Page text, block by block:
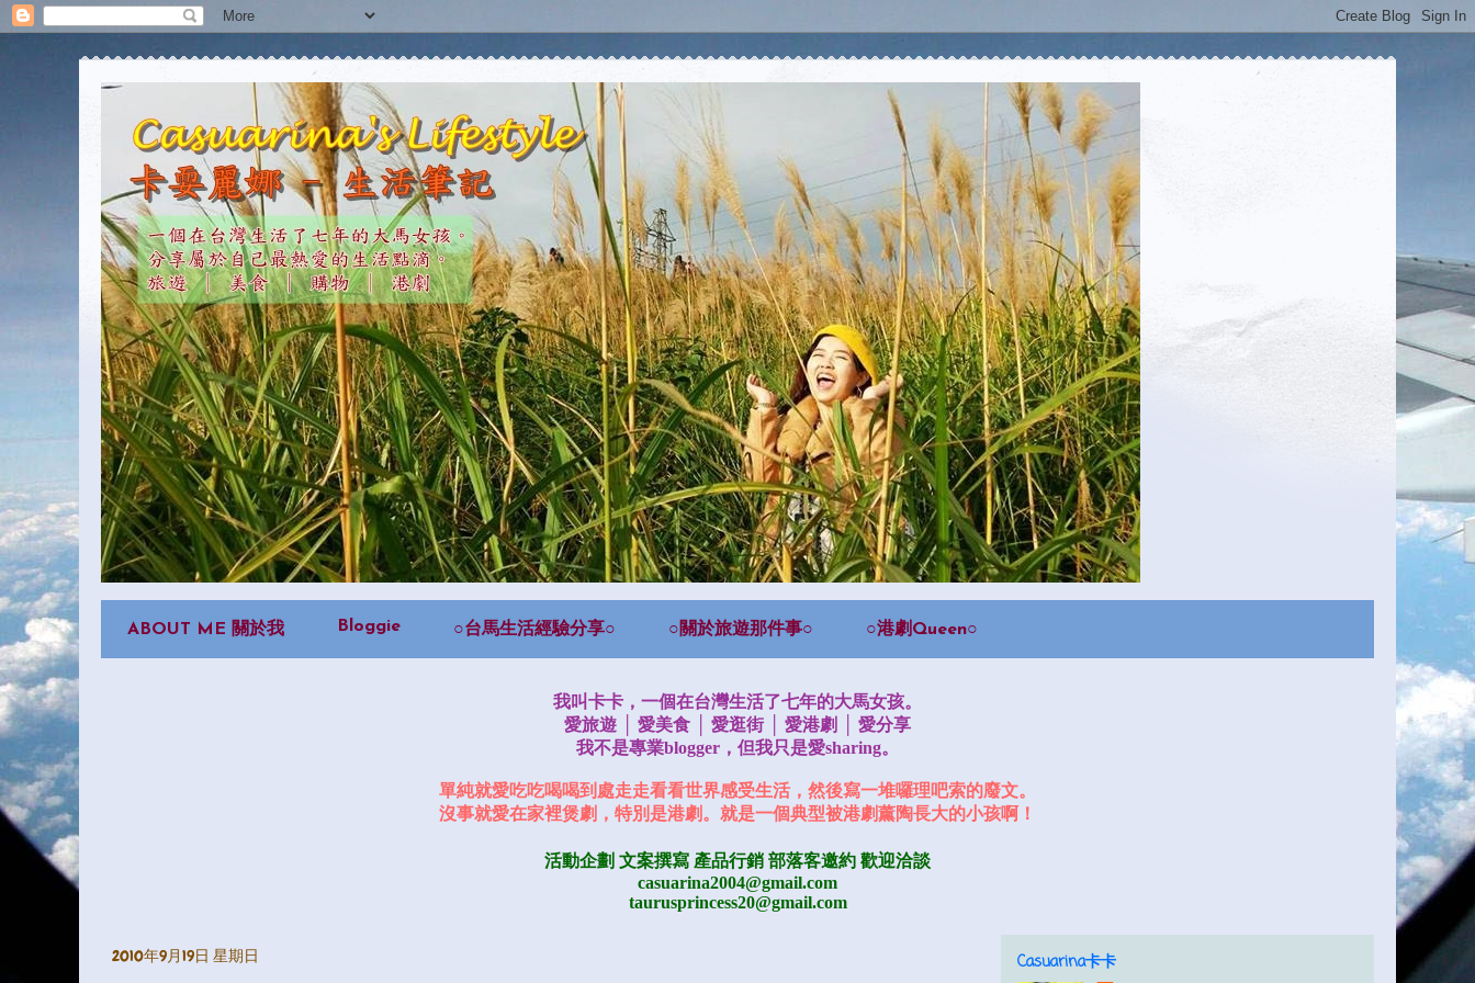
ABOUT ME 關於我 Bloggie ○台馬生活經驗分享○ ○關於旅遊那件事○ ○港劇Queen○
我叫卡卡，一個在台灣生活了七年的大馬女孩。
愛旅遊 │ 愛美食 │ 愛逛街 │ 愛港劇 │ 愛分享
我不是專業blogger，但我只是愛sharing。
單純就愛吃吃喝喝到處走走看看世界感受生活，然後寫一堆囉理吧索的廢文。
沒事就愛在家裡煲劇，特別是港劇。就是一個典型被港劇薰陶長大的小孩啊！
活動企劃 文案撰寫 產品行銷 部落客邀約 歡迎洽談
casuarina2004@gmail.com
taurusprincess20@gmail.com
2010年9月19日 星期日 Casuarina卡卡